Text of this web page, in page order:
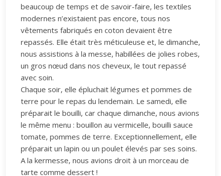
beaucoup de temps et de savoir-faire, les textiles
modernes n’existaient pas encore, tous nos
vêtements fabriqués en coton devaient être
repassés. Elle était très méticuleuse et, le dimanche,
nous assistions à la messe, habillées de jolies robes,
un gros nœud dans nos cheveux, le tout repassé
avec soin.
Chaque soir, elle épluchait légumes et pommes de
terre pour le repas du lendemain. Le samedi, elle
préparait le bouilli, car chaque dimanche, nous avions
le même menu : bouillon au vermicelle, bouilli sauce
tomate, pommes de terre. Exceptionnellement, elle
préparait un lapin ou un poulet élevés par ses soins.
A la kermesse, nous avions droit à un morceau de
tarte comme dessert !